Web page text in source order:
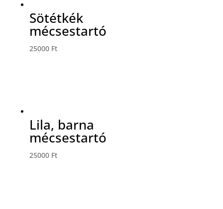
Sötétkék
mécsestartó
25000 Ft
Lila, barna
mécsestartó
25000 Ft